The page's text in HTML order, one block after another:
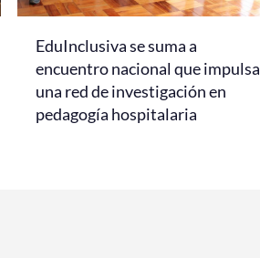
EduInclusiva se suma a
encuentro nacional que impulsa
una red de investigación en
pedagogía hospitalaria